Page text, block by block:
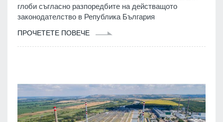
глоби съгласно разпоредбите на действащото
законодателство в Република България
ПРОЧЕТЕТЕ ПОВЕЧЕ